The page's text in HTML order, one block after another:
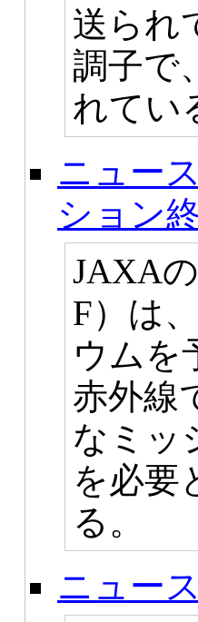
送られ
調子で
れてい
ニュー
ション
JAXA
F）は
ウムを
赤外線
なミッ
を必要
る。
ニュー